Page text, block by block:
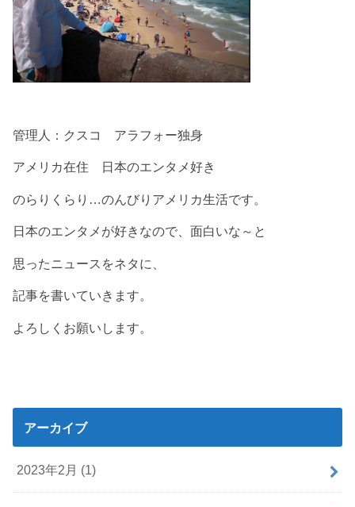
管理人：クスコ アラフォー独身
アメリカ在住 日本のエンタメ好き
のらりくらり…のんびりアメリカ生活です。
日本のエンタメが好きなので、面白いな～と
思ったニュースをネタに、
記事を書いていきます。
よろしくお願いします。
アーカイブ
2023年2月 (1)